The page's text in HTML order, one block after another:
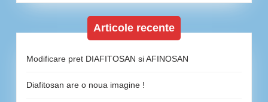
Articole recente
Modificare pret DIAFITOSAN si AFINOSAN
Diafitosan are o noua imagine !